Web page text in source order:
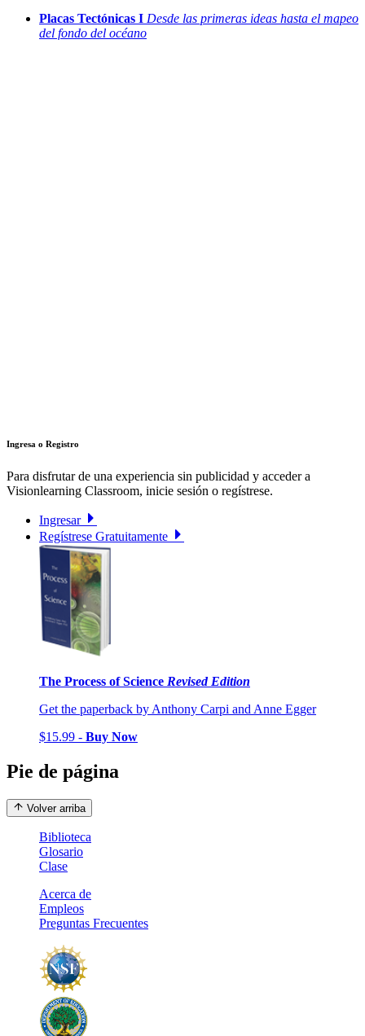
Placas Tectónicas I Desde las primeras ideas hasta el mapeo
del fondo del océano
Ingresa o Registro
Para disfrutar de una experiencia sin publicidad y acceder a
Visionlearning Classroom, inicie sesión o regístrese.
Ingresar
Regístrese Gratuitamente
The Process of Science Revised Edition
Get the paperback by Anthony Carpi and Anne Egger
$15.99 - Buy Now
Pie de página
Volver arriba
Biblioteca
Glosario
Clase
Acerca de
Empleos
Preguntas Frecuentes